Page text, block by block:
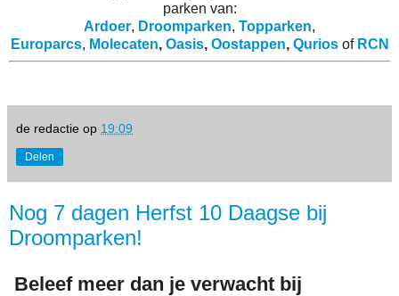
parken van:
Ardoer, Droomparken, Topparken,
Europarcs, Molecaten, Oasis, Oostappen, Quriosof RCN
de redactie op 19:09
Delen
Nog 7 dagen Herfst 10 Daagse bij
Droomparken!
Beleef meer dan je verwacht bij